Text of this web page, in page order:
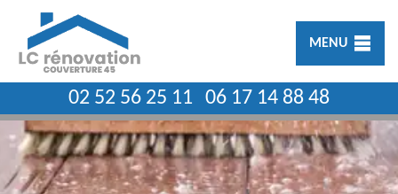
MENU
02 52 56 25 11 06 17 14 88 48